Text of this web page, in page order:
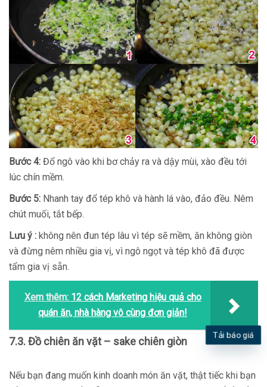
Bước 4: Đổ ngô vào khi bơ chảy ra và dậy mùi, xào đều tới
lúc chín mềm.
Bước 5: Nhanh tay đổ tép khô và hành lá vào, đảo đều. Nêm
chút muối, tắt bếp.
Lưu ý : không nên đun tép lâu vì tép sẽ mềm, ăn không giòn
và đừng nêm nhiều gia vị, vì ngô ngọt và tép khô đã được
tẩm gia vị sẵn.
Xem thêm: 12 cách Marketing hiệu quả cho
quán ăn, nhà hàng vô cùng đơn giản!
7.3. Đồ chiên ăn vặt – sake chiên giòn
Nếu bạn đang muốn kinh doanh món ăn vặt, thật tiếc khi bạn
Tải báo giá